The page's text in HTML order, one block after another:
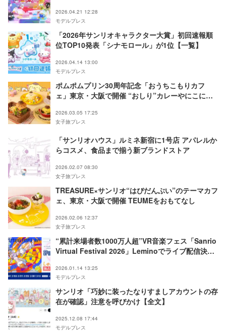
2026.04.21 12:28
モデルプレス
「2026年サンリオキャラクター大賞」初回速報順
位TOP10発表「シナモロール」が1位【一覧】
2026.04.14 13:00
モデルプレス
ポムポムプリン30周年記念「おうちこもりカフ
ェ」東京・大阪で開催 “おしり”カレーやにこにこ
2026.03.05 17:25
女子旅プレス
「サンリオハウス」ルミネ新宿に1号店 アパレルか
らコスメ、食品まで揃う新ブランドストア
2026.02.07 08:30
女子旅プレス
TREASURE×サンリオ“はぴだんぶい”のテーマカフ
ェ、東京・大阪で開催 TEUMEをおもてなし
2026.02.06 12:37
女子旅プレス
“累計来場者数1000万人超”VR音楽フェス「Sanrio
Virtual Festival 2026」Leminoでライブ配信決定
2026.01.14 13:25
モデルプレス
サンリオ「巧妙に装ったなりすましアカウントの存
在が確認」注意を呼びかけ【全文】
2025.12.08 17:44
モデルプレス